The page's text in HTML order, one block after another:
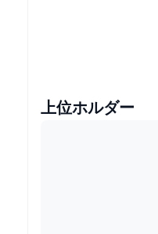
上位ホルダー